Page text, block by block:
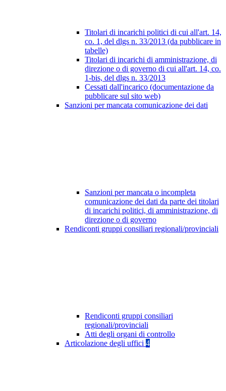
Titolari di incarichi politici di cui all'art. 14,
co. 1, del dlgs n. 33/2013 (da pubblicare in
tabelle)
Titolari di incarichi di amministrazione, di
direzione o di governo di cui all'art. 14, co.
1-bis, del dlgs n. 33/2013
Cessati dall'incarico (documentazione da
pubblicare sul sito web)
Sanzioni per mancata comunicazione dei dati
Sanzioni per mancata o incompleta
comunicazione dei dati da parte dei titolari
di incarichi politici, di amministrazione, di
direzione o di governo
Rendiconti gruppi consiliari regionali/provinciali
Rendiconti gruppi consiliari
regionali/provinciali
Atti degli organi di controllo
Articolazione degli uffici 4